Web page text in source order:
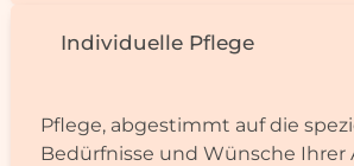
Individuelle Pflege
Pflege, abgestimmt auf die
Bedürfnisse und Wünsche Ihrer